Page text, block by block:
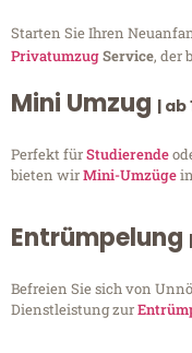
Starten Sie Ihren
PrivatumzugService, der
Mini Umzug | ab
Perfekt fürStudierende
bieten wirMini-Umzüge
Entrümpelung
Befreien Sie sich von
Dienstleistung zur